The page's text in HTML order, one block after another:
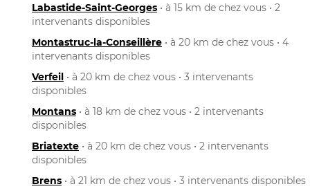
Labastide-Saint-Georges • à 15 km de chez vous • 2
intervenants disponibles
Montastruc-la-Conseillère • à 20 km de chez vous • 4
intervenants disponibles
Verfeil • à 20 km de chez vous • 3 intervenants
disponibles
Montans • à 18 km de chez vous • 2 intervenants
disponibles
Briatexte • à 20 km de chez vous • 2 intervenants
disponibles
Brens • à 21 km de chez vous • 3 intervenants disponibles